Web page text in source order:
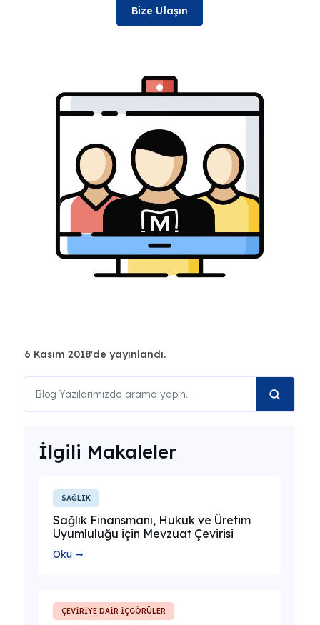
Bize Ulaşın
6 Kasım 2018'de yayınlandı.
İlgili Makaleler
SAĞLIK
Sağlık Finansmanı, Hukuk ve Üretim
Uyumluluğu için Mevzuat Çevirisi
Oku ➞
ÇEVİRİYE DAİR İÇGÖRÜLER